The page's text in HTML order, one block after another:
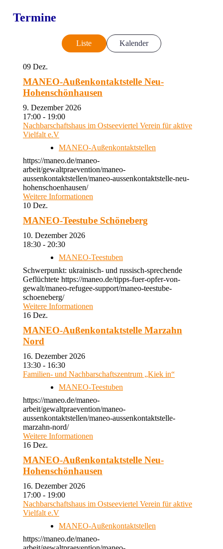
Termine
Liste Kalender
09 Dez.
MANEO-Außenkontaktstelle Neu-
Hohenschönhausen
9. Dezember 2026
17:00 - 19:00
Nachbarschaftshaus im Ostseeviertel Verein für aktive
Vielfalt e.V
MANEO-Außenkontaktstellen
https://maneo.de/maneo-
arbeit/gewaltpraevention/maneo-
aussenkontaktstellen/maneo-aussenkontaktstelle-neu-
hohenschoenhausen/
Weitere Informationen
10 Dez.
MANEO-Teestube Schöneberg
10. Dezember 2026
18:30 - 20:30
MANEO-Teestuben
Schwerpunkt: ukrainisch- und russisch-sprechende
Geflüchtete https://maneo.de/tipps-fuer-opfer-von-
gewalt/maneo-refugee-support/maneo-teestube-
schoeneberg/
Weitere Informationen
16 Dez.
MANEO-Außenkontaktstelle Marzahn
Nord
16. Dezember 2026
13:30 - 16:30
Familien- und Nachbarschaftszentrum „Kiek in“
MANEO-Teestuben
https://maneo.de/maneo-
arbeit/gewaltpraevention/maneo-
aussenkontaktstellen/maneo-aussenkontaktstelle-
marzahn-nord/
Weitere Informationen
16 Dez.
MANEO-Außenkontaktstelle Neu-
Hohenschönhausen
16. Dezember 2026
17:00 - 19:00
Nachbarschaftshaus im Ostseeviertel Verein für aktive
Vielfalt e.V
MANEO-Außenkontaktstellen
https://maneo.de/maneo-